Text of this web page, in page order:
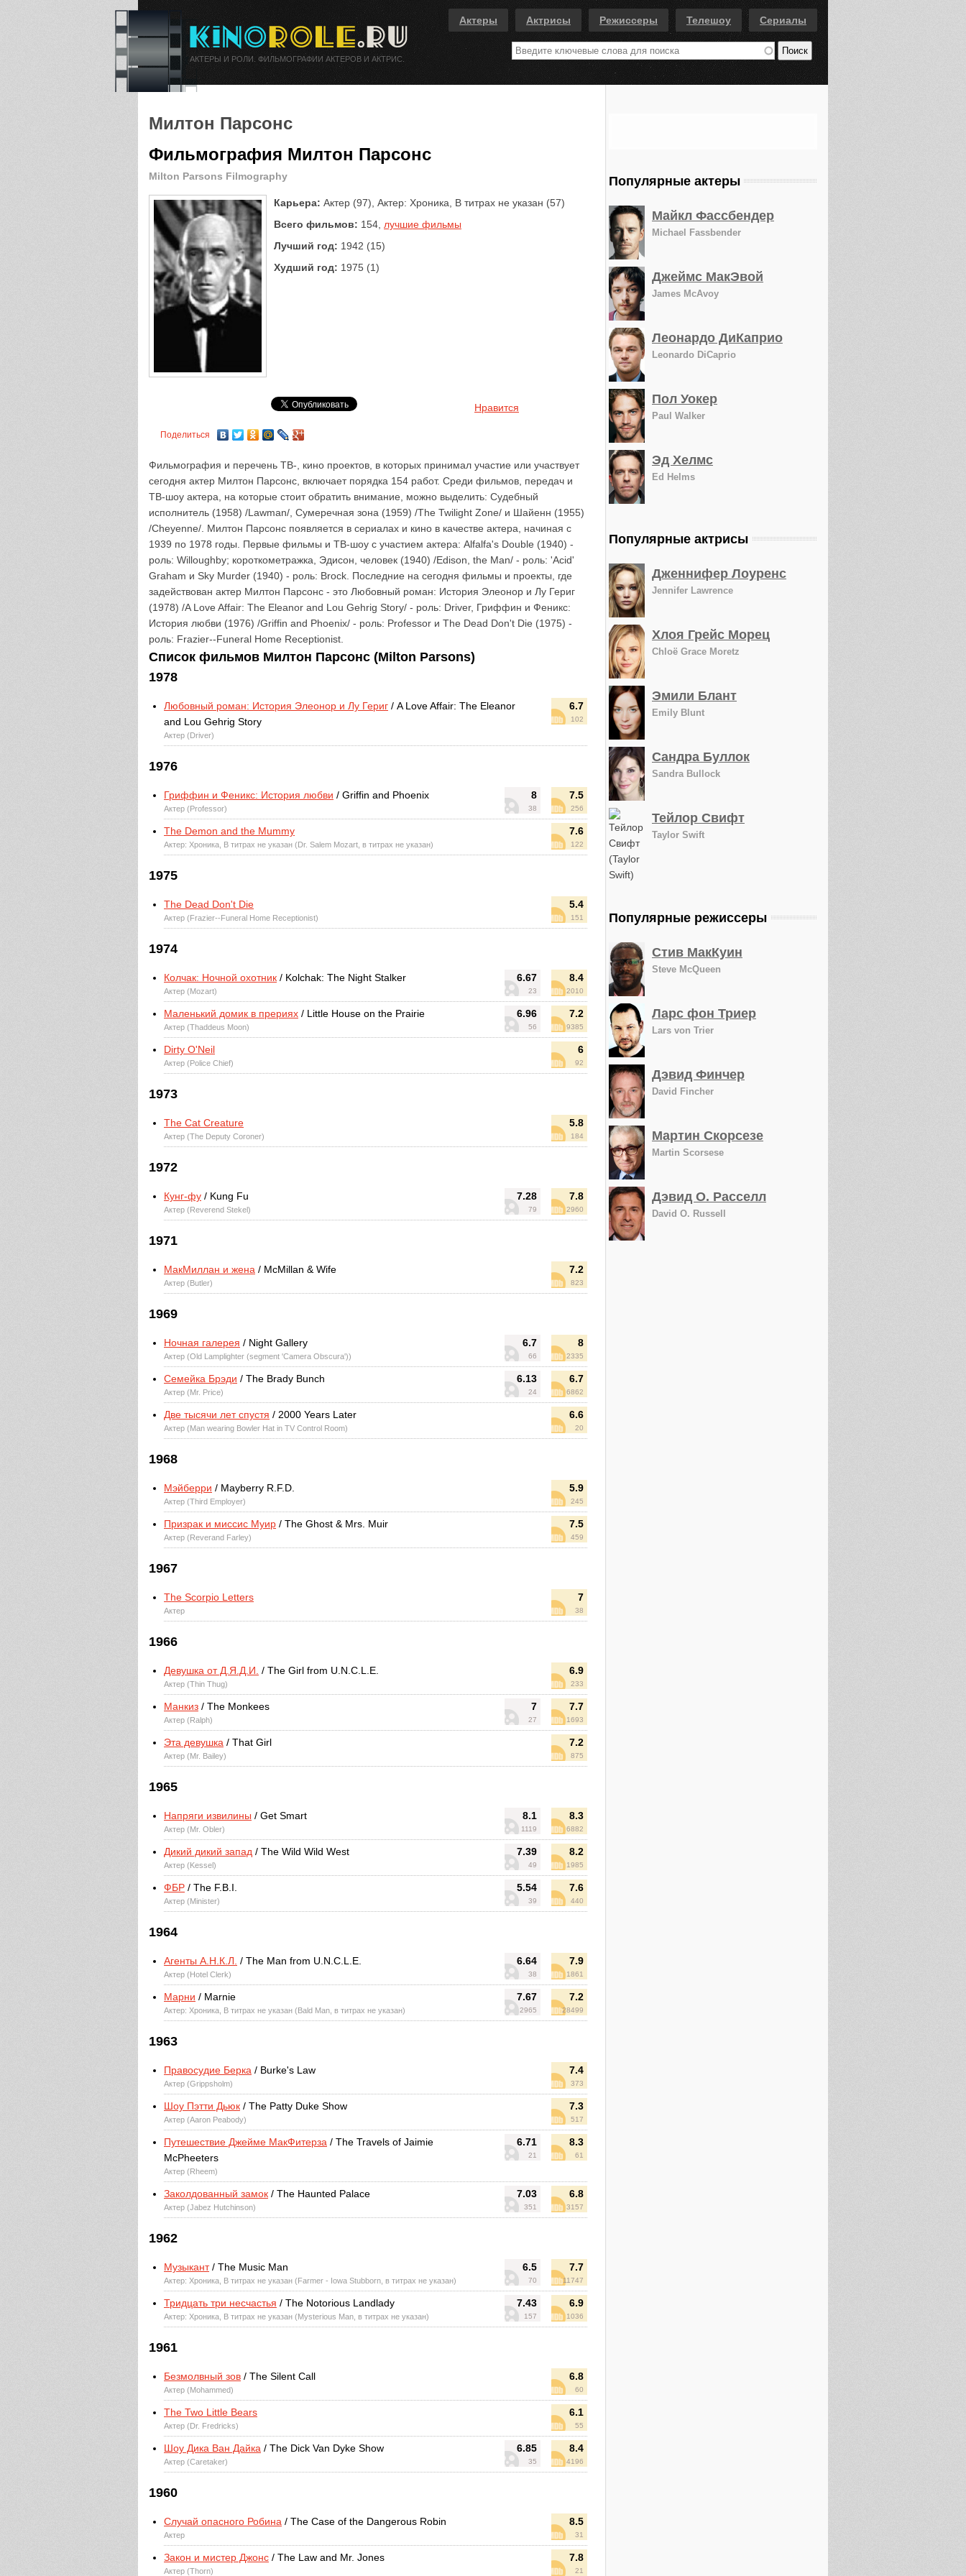
Актеры Актрисы Режиссеры Телешоу Сериалы
Милтон Парсонс
Фильмография Милтон Парсонс
Milton Parsons Filmography
Карьера: Актер (97), Актер: Хроника, В титрах не указан (57)
Всего фильмов: 154, лучшие фильмы
Лучший год: 1942 (15)
Худший год: 1975 (1)
Нравится
Поделиться
Фильмография и перечень ТВ-, кино проектов, в которых принимал участие или участвует
сегодня актер Милтон Парсонс, включает порядка 154 работ. Среди фильмов, передач и
ТВ-шоу актера, на которые стоит обратить внимание, можно выделить: Судебный
исполнитель (1958) /Lawman/, Сумеречная зона (1959) /The Twilight Zone/ и Шайенн (1955)
/Cheyenne/. Милтон Парсонс появляется в сериалах и кино в качестве актера, начиная с
1939 по 1978 годы. Первые фильмы и ТВ-шоу с участием актера: Alfalfa's Double (1940) -
роль: Willoughby; короткометражка, Эдисон, человек (1940) /Edison, the Man/ - роль: 'Acid'
Graham и Sky Murder (1940) - роль: Brock. Последние на сегодня фильмы и проекты, где
задействован актер Милтон Парсонс - это Любовный роман: История Элеонор и Лу Гериг
(1978) /A Love Affair: The Eleanor and Lou Gehrig Story/ - роль: Driver, Гриффин и Феникс:
История любви (1976) /Griffin and Phoenix/ - роль: Professor и The Dead Don't Die (1975) -
роль: Frazier--Funeral Home Receptionist.
Список фильмов Милтон Парсонс (Milton Parsons)
1978
6.7
102
Любовный роман: История Элеонор и Лу Гериг / A Love Affair: The Eleanor
and Lou Gehrig Story
Актер (Driver)
1976
8
38
7.5
256
Гриффин и Феникс: История любви / Griffin and Phoenix
Актер (Professor)
7.6
122
The Demon and the Mummy
Актер: Хроника, В титрах не указан (Dr. Salem Mozart, в титрах не указан)
1975
5.4
151
The Dead Don't Die
Актер (Frazier--Funeral Home Receptionist)
1974
6.67
23
8.4
2010
Колчак: Ночной охотник / Kolchak: The Night Stalker
Актер (Mozart)
6.96
56
7.2
9385
Маленький домик в прериях / Little House on the Prairie
Актер (Thaddeus Moon)
6
92
Dirty O'Neil
Актер (Police Chief)
1973
5.8
184
The Cat Creature
Актер (The Deputy Coroner)
1972
7.28
79
7.8
2960
Кунг-фу / Kung Fu
Актер (Reverend Stekel)
1971
7.2
823
МакМиллан и жена / McMillan & Wife
Актер (Butler)
1969
6.7
66
8
2335
Ночная галерея / Night Gallery
Актер (Old Lamplighter (segment 'Camera Obscura'))
6.13
24
6.7
6862
Семейка Брэди / The Brady Bunch
Актер (Mr. Price)
6.6
20
Две тысячи лет спустя / 2000 Years Later
Актер (Man wearing Bowler Hat in TV Control Room)
1968
5.9
245
Мэйберри / Mayberry R.F.D.
Актер (Third Employer)
7.5
459
Призрак и миссис Муир / The Ghost & Mrs. Muir
Актер (Reverand Farley)
1967
7
38
The Scorpio Letters
Актер
1966
6.9
233
Девушка от Д.Я.Д.И. / The Girl from U.N.C.L.E.
Актер (Thin Thug)
7
27
7.7
1693
Манкиз / The Monkees
Актер (Ralph)
7.2
875
Эта девушка / That Girl
Актер (Mr. Bailey)
1965
8.1
1119
8.3
6882
Напряги извилины / Get Smart
Актер (Mr. Obler)
7.39
49
8.2
1985
Дикий дикий запад / The Wild Wild West
Актер (Kessel)
5.54
39
7.6
440
ФБР / The F.B.I.
Актер (Minister)
1964
6.64
38
7.9
1861
Агенты А.Н.К.Л. / The Man from U.N.C.L.E.
Актер (Hotel Clerk)
7.67
2965
7.2
28499
Марни / Marnie
Актер: Хроника, В титрах не указан (Bald Man, в титрах не указан)
1963
7.4
373
Правосудие Берка / Burke's Law
Актер (Grippsholm)
7.3
517
Шоу Пэтти Дьюк / The Patty Duke Show
Актер (Aaron Peabody)
6.71
21
8.3
61
Путешествие Джейме МакФитерза / The Travels of Jaimie
McPheeters
Актер (Rheem)
7.03
351
6.8
3157
Заколдованный замок / The Haunted Palace
Актер (Jabez Hutchinson)
1962
6.5
70
7.7
11747
Музыкант/ The Music Man
Актер: Хроника, В титрах не указан (Farmer - Iowa Stubborn, в титрах не указан)
7.43
157
6.9
1036
Тридцать три несчастья / The Notorious Landlady
Актер: Хроника, В титрах не указан (Mysterious Man, в титрах не указан)
1961
6.8
60
Безмолвный зов / The Silent Call
Актер (Mohammed)
6.1
55
The Two Little Bears
Актер (Dr. Fredricks)
6.85
35
8.4
4196
Шоу Дика Ван Дайка / The Dick Van Dyke Show
Актер (Caretaker)
1960
8.5
31
Случай опасного Робина / The Case of the Dangerous Robin
Актер
7.8
21
Закон и мистер Джонс / The Law and Mr. Jones
Актер (Thorn)
Популярные актеры
Майкл Фассбендер
Michael Fassbender
Джеймс МакЭвой
James McAvoy
Леонардо ДиКаприо
Leonardo DiCaprio
Пол Уокер
Paul Walker
Эд Хелмс
Ed Helms
Популярные актрисы
Дженнифер Лоуренс
Jennifer Lawrence
Хлоя Грейс Морец
Chloë Grace Moretz
Эмили Блант
Emily Blunt
Сандра Буллок
Sandra Bullock
Тейлор Свифт
Taylor Swift
Популярные режиссеры
Стив МакКуин
Steve McQueen
Ларс фон Триер
Lars von Trier
Дэвид Финчер
David Fincher
Мартин Скорсезе
Martin Scorsese
Дэвид О. Расселл
David O. Russell
АКТЕРЫ И РОЛИ. ФИЛЬМОГРАФИИ АКТЕРОВ И АКТРИС.